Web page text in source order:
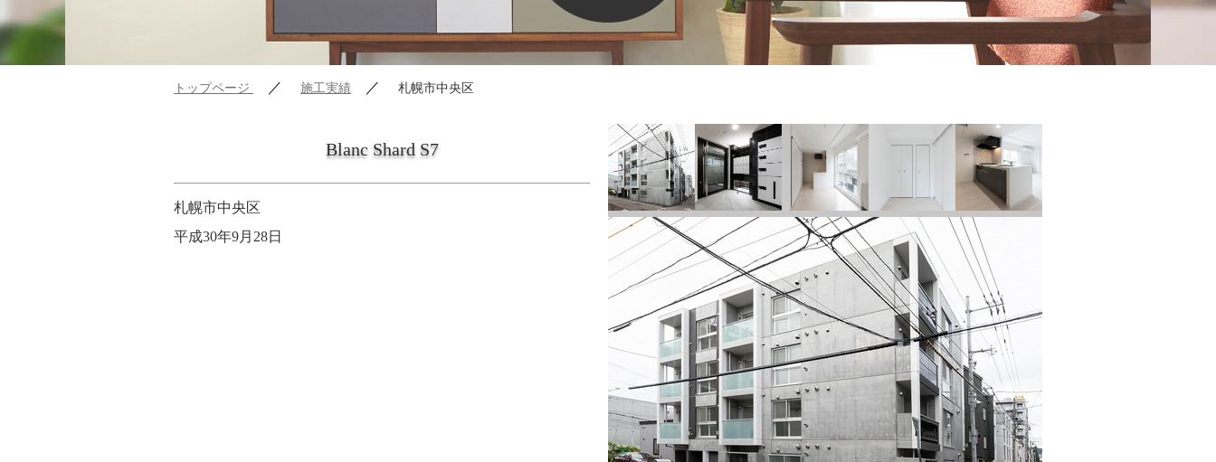
トップページ ／ 施工実績 ／ 札幌市中央区
Blanc Shard S7
札幌市中央区
平成30年9月28日